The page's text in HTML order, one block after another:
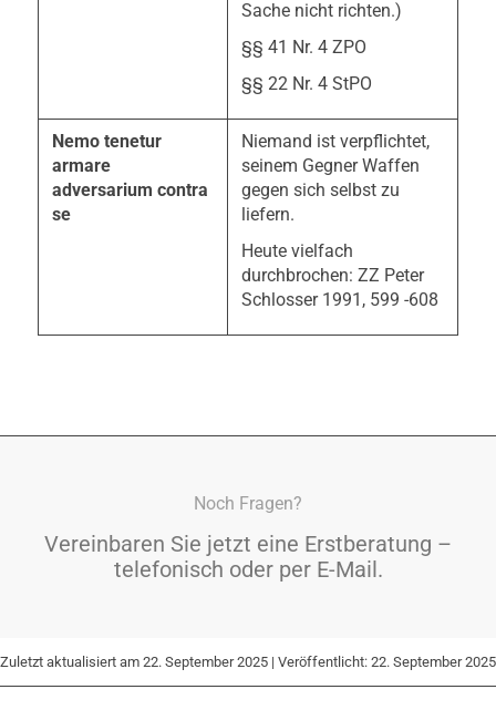
Sache nicht richten.)
§§ 41 Nr. 4 ZPO
§§ 22 Nr. 4 StPO
Nemo tenetur
armare
adversarium contra
se
Niemand ist verpflichtet,
seinem Gegner Waffen
gegen sich selbst zu
liefern.
Heute vielfach
durchbrochen: ZZ Peter
Schlosser 1991, 599 -608
Noch Fragen?
Vereinbaren Sie jetzt eine Erstberatung –
telefonisch oder per E-Mail.
Zuletzt aktualisiert am 22. September 2025 | Veröffentlicht: 22. September 2025